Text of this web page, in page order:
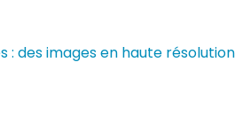
i
: des images en haute